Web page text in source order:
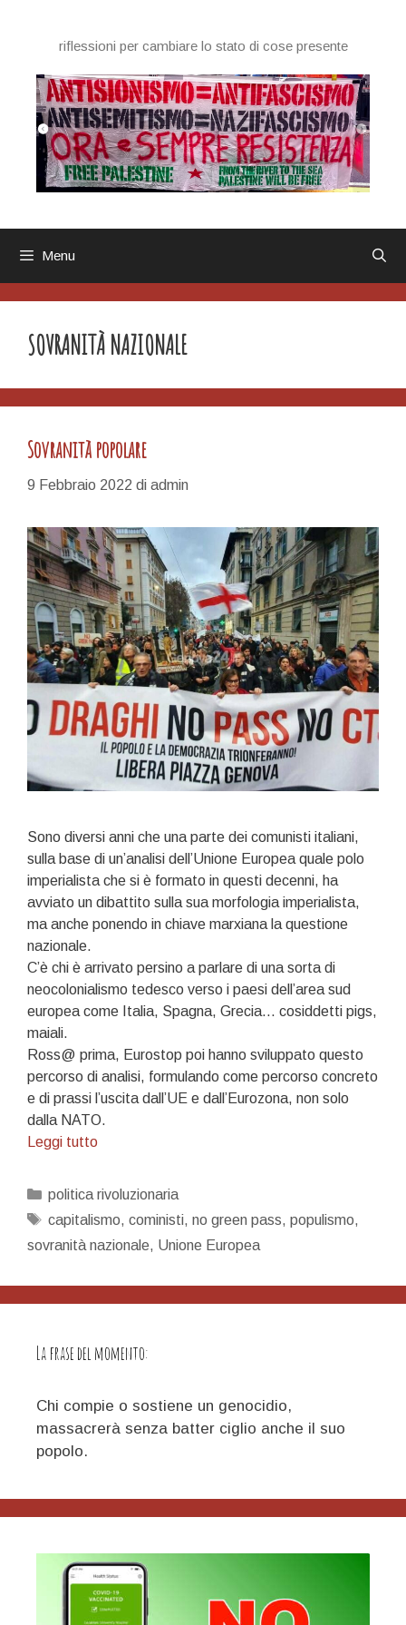
contenutoriflessioni per cambiare lo stato di cose presente
Menu
SOVRANITÀ NAZIONALE
Sovranità popolare
9 Febbraio 2022 di admin
Sono diversi anni che una parte dei comunisti italiani,
sulla base di un’analisi dell’Unione Europea quale polo
imperialista che si è formato in questi decenni, ha
avviato un dibattito sulla sua morfologia imperialista,
ma anche ponendo in chiave marxiana la questione
nazionale.
C’è chi è arrivato persino a parlare di una sorta di
neocolonialismo tedesco verso i paesi dell’area sud
europea come Italia, Spagna, Grecia… cosiddetti pigs,
maiali.
Ross@ prima, Eurostop poi hanno sviluppato questo
percorso di analisi, formulando come percorso concreto
e di prassi l’uscita dall’UE e dall’Eurozona, non solo
dalla NATO.
Leggi tuttoSovranità
Categorie
politica rivoluzionaria
Tag
capitalismo, coministi, no green pass, populismo,
sovranità nazionale, Unione Europea
La frase del momento:
Chi compie o sostiene un genocidio,
massacrerà senza batter ciglio anche il suo
popolo.